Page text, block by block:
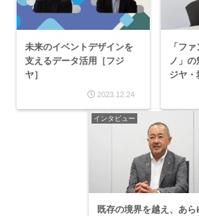
未来のイベントデザインを
支えるデータ活用［フジ
ヤ］
2023.12.24
「フ
ノ」
ジヤ・
インタビュー
既存の境界を越え、あら